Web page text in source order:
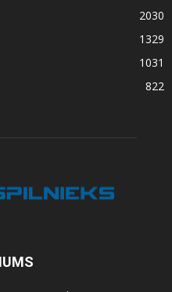
2030
1329
1031
822